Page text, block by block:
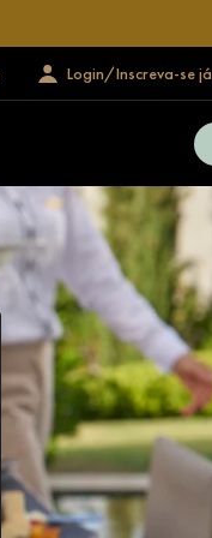
Login/Inscreva-se já